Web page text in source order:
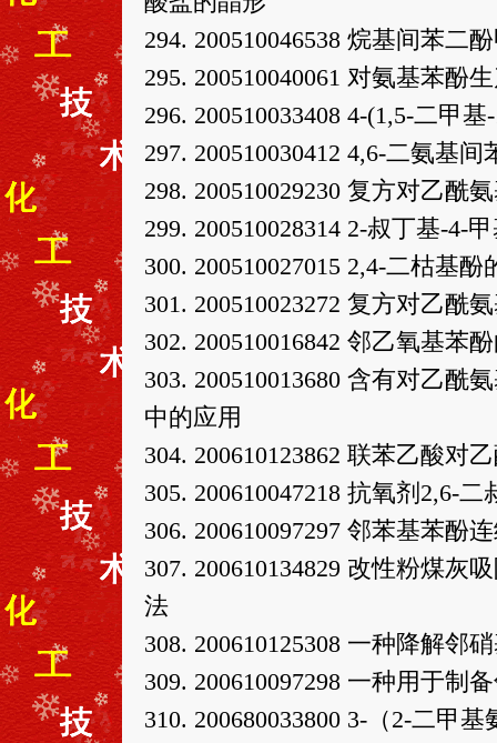
294. 200510046538 烷基间苯二
295. 200510040061 对氨基苯酚
296. 200510033408 4-(1,5-二甲
297. 200510030412 4,6-二氨基
298. 200510029230 复方对乙酰
299. 200510028314 2-叔丁基-4-
300. 200510027015 2,4-二枯基
301. 200510023272 复方对乙酰
302. 200510016842 邻乙氧基苯
303. 200510013680 含有对乙酰
中的应用
304. 200610123862 联苯乙酸对
305. 200610047218 抗氧剂2,6-
306. 200610097297 邻苯基苯酚
307. 200610134829 改性粉煤灰
法
308. 200610125308 一种降解邻
309. 200610097298 一种用于制
310. 200680033800 3-（2-二甲